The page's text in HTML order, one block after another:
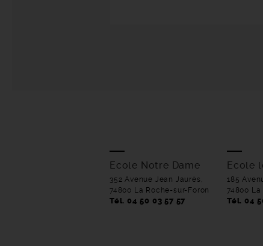
Ecole Notre Dame
352 Avenue Jean Jaurès,
74800 La Roche-sur-Foron
Tél. 04 50 03 57 57
Ecole
185
74800
Tél. 04